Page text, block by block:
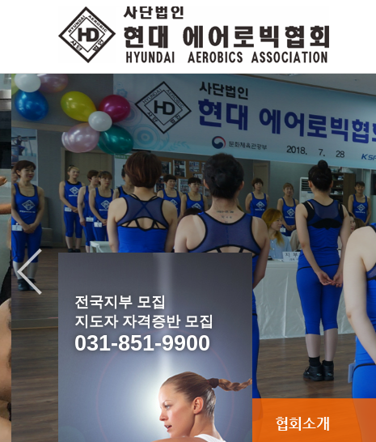
전국지부 모집
지도자 자격증반 모집
031-851-9900